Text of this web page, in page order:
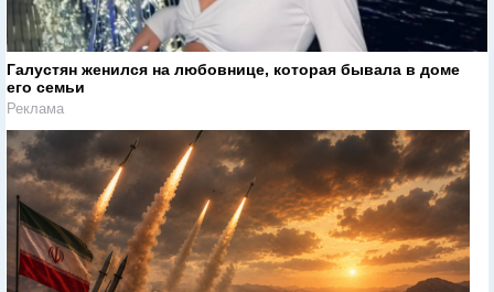
Галустян женился на любовнице, которая бывала в доме
его семьи
Реклама